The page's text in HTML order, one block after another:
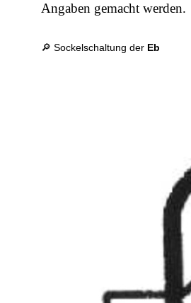
Angaben gemacht werden.
🔎 Sockelschaltung der Eb